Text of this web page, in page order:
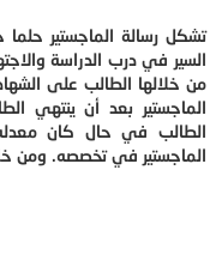
تشكل رسالة الماجستير
السير في درب الدراسة
من خلالها الطالب على
الماجستير بعد أن ينتهي
الطالب في حال كان
الماجستير في تخصصه. ومن